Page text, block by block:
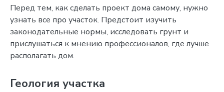
Перед тем, как сделать проект дома самому, нужно
узнать все про участок. Предстоит изучить
законодательные нормы, исследовать грунт и
прислушаться к мнению профессионалов, где лучше
располагать дом.
Геология участка